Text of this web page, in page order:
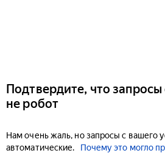
Подтвердите, что
не робот
Нам очень жаль, но запросы с вашего
автоматические.
Почему это могло